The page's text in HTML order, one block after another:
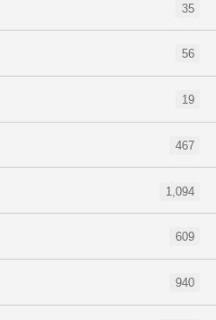
35
56
19
467
1,094
609
940